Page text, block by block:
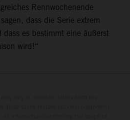
Rennwochenende
dass die Serie extrem
es bestimmt eine äußerst
wird!“